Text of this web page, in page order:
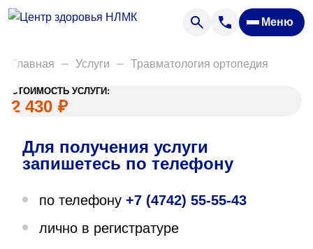
Меню
Анализы
Акции
Пациентам
Вакансии
О нас
Главная Услуги Травматология ортопедия
СТОИМОСТЬ УСЛУГИ:
2 430 ₽
Для получения услуги
запишетесь по телефону
по телефону +7 (4742) 55-55-43
лично в регистратуре